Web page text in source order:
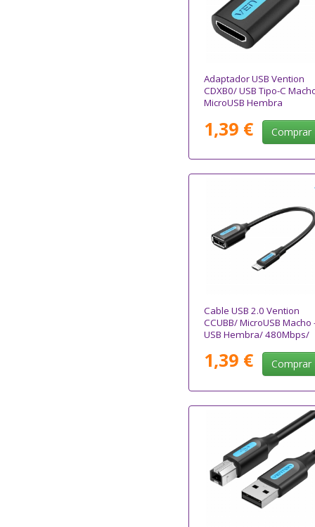
Adaptador USB Vention
CDXB0/ USB Tipo-C
MicroUSB Hembra
1,39 € Comprar
Cable USB 2.0 Vention
CCUBB/ MicroUSB Macho
USB Hembra/ 480Mbps/
1,39 € Comprar